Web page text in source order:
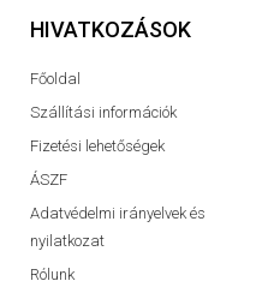
HIVATKOZÁSOK
Főoldal
Szállítási információk
Fizetési lehetőségek
ÁSZF
Adatvédelmi irányelvek és
nyilatkozat
Rólunk